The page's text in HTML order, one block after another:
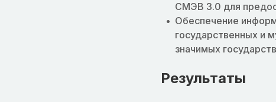
СМЭВ 3.0 для
Обеспечение
государственных и
значимых
Результаты